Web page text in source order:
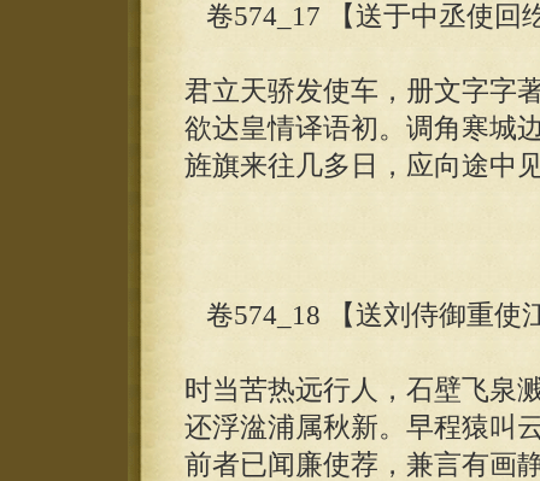
卷574_17 【送于中丞使回
君立天骄发使车，册文字字
欲达皇情译语初。调角寒城
旌旗来往几多日，应向途中
卷574_18 【送刘侍御重使
时当苦热远行人，石壁飞泉
还浮湓浦属秋新。早程猿叫
前者已闻廉使荐，兼言有画